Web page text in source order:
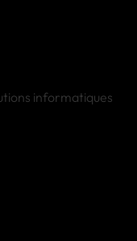
informatiques